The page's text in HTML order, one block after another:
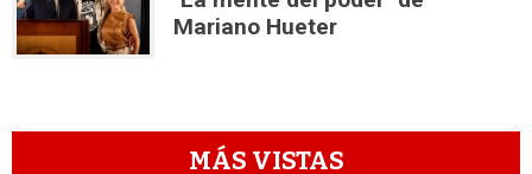
Mariano Hueter
MÁS VISTAS